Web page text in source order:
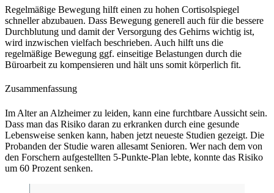
Regelmäßige Bewegung hilft einen zu hohen Cortisolspiegel
schneller abzubauen. Dass Bewegung generell auch für die bessere
Durchblutung und damit der Versorgung des Gehirns wichtig ist,
wird inzwischen vielfach beschrieben. Auch hilft uns die
regelmäßige Bewegung ggf. einseitige Belastungen durch die
Büroarbeit zu kompensieren und hält uns somit körperlich fit.
Zusammenfassung
Im Alter an Alzheimer zu leiden, kann eine furchtbare Aussicht sein.
Dass man das Risiko daran zu erkranken durch eine gesunde
Lebensweise senken kann, haben jetzt neueste Studien gezeigt. Die
Probanden der Studie waren allesamt Senioren. Wer nach dem von
den Forschern aufgestellten 5-Punkte-Plan lebte, konnte das Risiko
um 60 Prozent senken.